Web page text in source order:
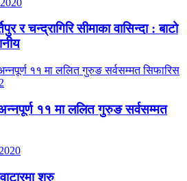
र चन्द्रागिरि सीमाका वासिन्दा : बाटो
११ मा ललित गुरुङ सर्वसम्मत
शुरु